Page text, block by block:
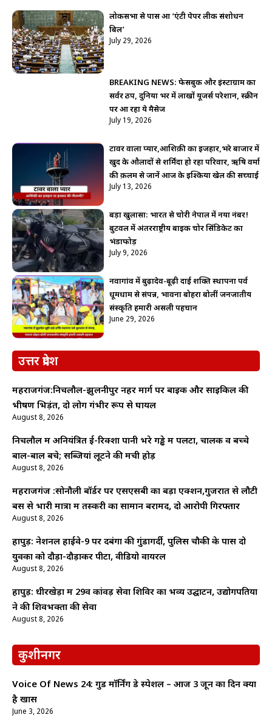
लोकसभा से पास हुआ ‘एंटी पेपर लीक संशोधन
बिल’
July 29, 2026
BREAKING NEWS: फेसबुक और इंस्टाग्राम का
सर्वर ठप, दुनिया भर में लाखों यूजर्स परेशान, स्क्रीन
पर आ रहा ये मैसेज
July 19, 2026
टावर वाला प्यार,आशिक़ी का इजहार,भरे बाजार में
खुद के औलादों से शर्मिंदा हो रहा परिवार, ऋषि वर्मा
की क़लम से जानें आज के इश्किया खेल की सच्चाई
July 13, 2026
बड़ा खुलासा: भारत से चोरी नेपाल में नया नंबर!
बुटवल में अंतरराष्ट्रीय बाइक चोर सिंडिकेट का
भंडाफोड़
July 9, 2026
नवागांव में बुढ़ादेव-बूढ़ी दाई शक्ति स्थापना पर्व
धूमधाम से संपन्न, भावना बोहरा बोलीं जनजातीय
संस्कृति हमारी असली पहचान
June 29, 2026
उत्तर प्रदेश
महराजगंज:निचलौल-झुलनीपुर नहर मार्ग पर बाइक और साइकिल की
भीषण भिड़ंत, दो लोग गंभीर रूप से घायल
August 8, 2026
निचलौल में अनियंत्रित ई-रिक्शा पानी भरे गड्ढे में पलटा, चालक व बच्चे
बाल-बाल बचे; सब्जियां लूटने की मची होड़
August 8, 2026
महराजगंज :सोनौली बॉर्डर पर एसएसबी का बड़ा एक्शन,गुजरात से लौटी
बस से भारी मात्रा में तस्करी का सामान बरामद, दो आरोपी गिरफ्तार
August 8, 2026
हापुड़: नेशनल हाईवे-9 पर दबंगों की गुंडागर्दी, पुलिस चौकी के पास दो
युवकों को दौड़ा-दौड़ाकर पीटा, वीडियो वायरल
August 8, 2026
हापुड़: धीरखेड़ा में 29वें कांवड़ सेवा शिविर का भव्य उद्घाटन, उद्योगपतियों
ने की शिवभक्तों की सेवा
August 8, 2026
कुशीनगर
Voice Of News 24: गुड माॅर्निंग डे स्पेशल – आज 3 जून का दिन क्यों
है खास
June 3, 2026